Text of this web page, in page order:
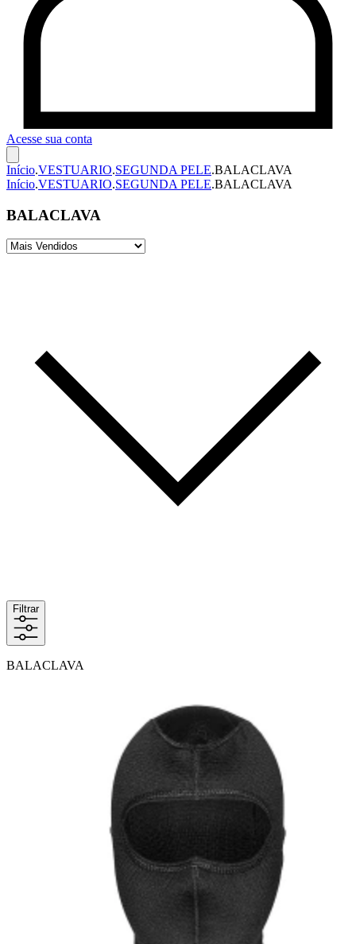
Acesse sua conta
Início.VESTUARIO.SEGUNDA PELE.BALACLAVA
Início.VESTUARIO.SEGUNDA PELE.BALACLAVA
BALACLAVA
Filtrar
BALACLAVA